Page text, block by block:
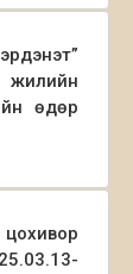
өдөр